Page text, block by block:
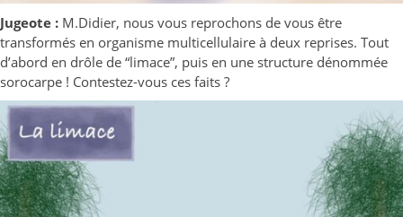
Jugeote : M.Didier, nous vous reprochons de vous être
transformés en organisme multicellulaire à deux reprises. Tout
d’abord en drôle de “limace”, puis en une structure dénommée
sorocarpe ! Contestez-vous ces faits ?